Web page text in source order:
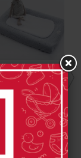
UZTURRE
Cambiador De
Bebé Uzturre
Tilda
83,00 €
0 opinión(es)